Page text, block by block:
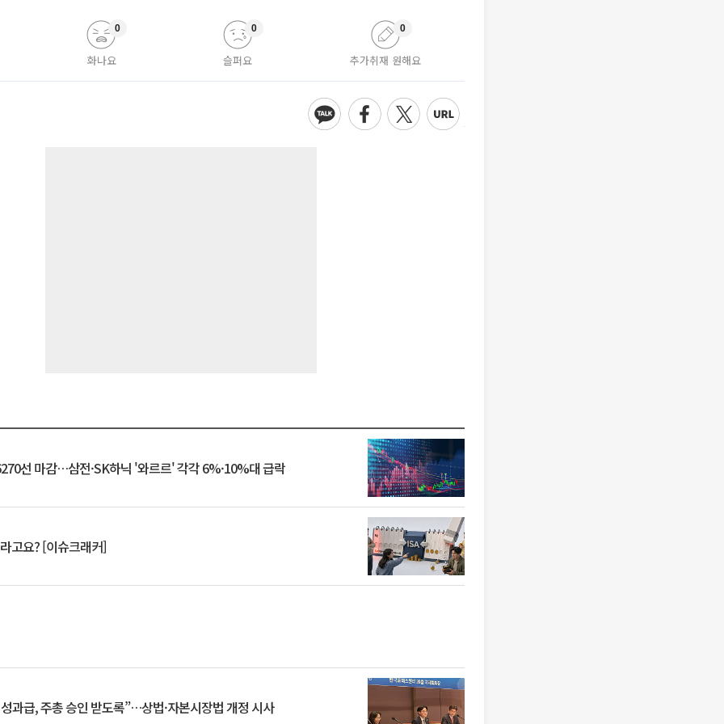
화나요
0
슬퍼요
0
추가취재 원해요
0
선 마감…삼전·SK하닉 '와르르' 각각 6%·10%대 급락
고요? [이슈크래커]
과급, 주총 승인 받도록”…상법·자본시장법 개정 시사